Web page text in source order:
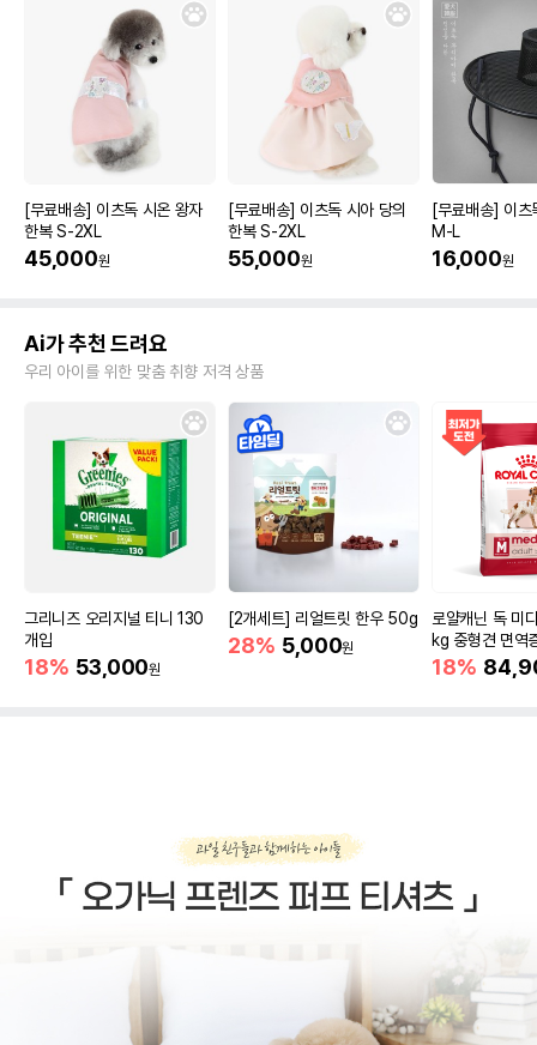
[무료배송] 이츠독 시온 왕자
한복 S-2XL
45,000원
[무료배송] 이츠독 시아 당의
한복 S-2XL
55,000원
[무료배송] 이츠
M-L
16,000원
Ai가 추천 드려요
우리 아이를 위한 맞춤 취향 저격 상품
그리니즈 오리지널 티니 130
개입
18% 53,000원
[2개세트] 리얼트릿 한우 50g
28% 5,000원
로얄캐닌 독 미
kg 중형견 면역
18%